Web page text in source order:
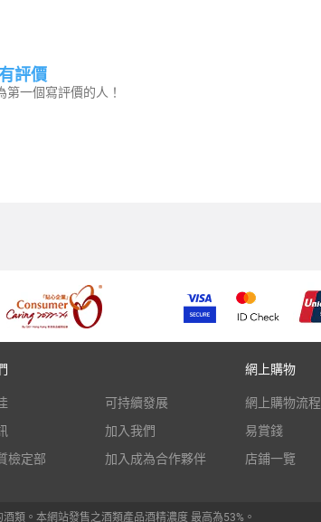
評價
第一個寫評價的人！
檢定部
可持續發展
加入我們
加入成為合作夥伴
網上購物
網上購物流程
易賞錢
店鋪一覽
類。本網站發售之酒類產品酒精濃度 最高為53%。